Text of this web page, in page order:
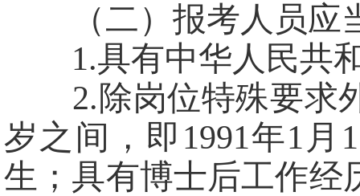
（二）报考人员应
1.具有中华人民共
2.除岗位特殊要求外
岁之间，即1991年1月
生；具有博士后工作经